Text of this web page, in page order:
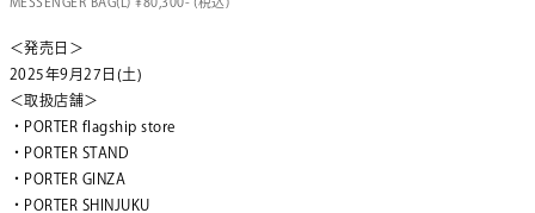
＜発売日＞
2025年9月27日(土)
＜取扱店舗＞
・PORTER flagship store
・PORTER STAND
・PORTER GINZA
・PORTER SHINJUKU